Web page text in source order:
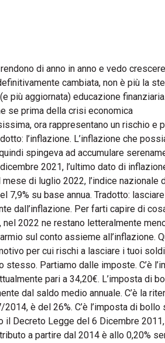
di anno in anno e vedo
cambiata, non è più la
più aggiornata) educazione
se prima della crisi economica
ora rappresentano un rischio e
l’inflazione. L’inflazione che
spingeva ad accumulare
2021, l’ultimo dato di
di luglio 2022, l’indice nazionale
7,9% su base annua. Tradotto:
dall’inflazione. Per farti capire di
2022 ne restano letteralmente
sul conto assieme all’inflazione.
per cui rischi a lasciare i tuoi
Partiamo dalle imposte. C’è
pari a 34,20€. L’imposta di
dal saldo medio annuale. C’è la
è del 26%. C’è l’imposta di bollo
Decreto Legge del 6 Dicembre 2011,
a partire dal 2014 è allo 0,20%